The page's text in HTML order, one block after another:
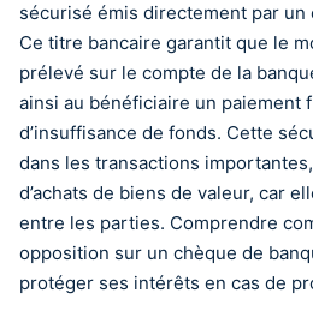
sécurisé émis directement par un
Ce titre bancaire garantit que le
prélevé sur le compte de la
ainsi au bénéficiaire un paiement
d’insuffisance de fonds. Cette
dans les transactions
d’achats de biens de valeur, car
entre les parties. Comprendre
opposition sur un chèque de
protéger ses intérêts en cas de